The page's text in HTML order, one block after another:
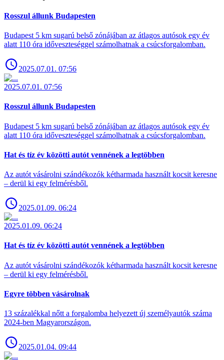
Rosszul állunk Budapesten
Budapest 5 km sugarú belső zónájában az átlagos autósok egy év
alatt 110 óra időveszteséggel számolhatnak a csúcsforgalomban.
2025.07.01. 07:56
2025.07.01. 07:56
Rosszul állunk Budapesten
Budapest 5 km sugarú belső zónájában az átlagos autósok egy év
alatt 110 óra időveszteséggel számolhatnak a csúcsforgalomban.
Hat és tíz év közötti autót vennének a legtöbben
Az autót vásárolni szándékozók kétharmada használt kocsit keresne
– derül ki egy felmérésből.
2025.01.09. 06:24
2025.01.09. 06:24
Hat és tíz év közötti autót vennének a legtöbben
Az autót vásárolni szándékozók kétharmada használt kocsit keresne
– derül ki egy felmérésből.
Egyre többen vásárolnak
13 százalékkal nőtt a forgalomba helyezett új személyautók száma
2024-ben Magyarországon.
2025.01.04. 09:44